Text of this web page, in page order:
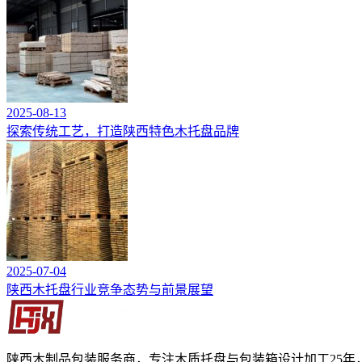
2025-08-13
探索传统工艺，打造陕西特色木托盘品牌
2025-07-04
陕西木托盘行业竞争态势与前景展望
陕西木制品包装服务商，专注木质托盘与包装箱设计加工25年